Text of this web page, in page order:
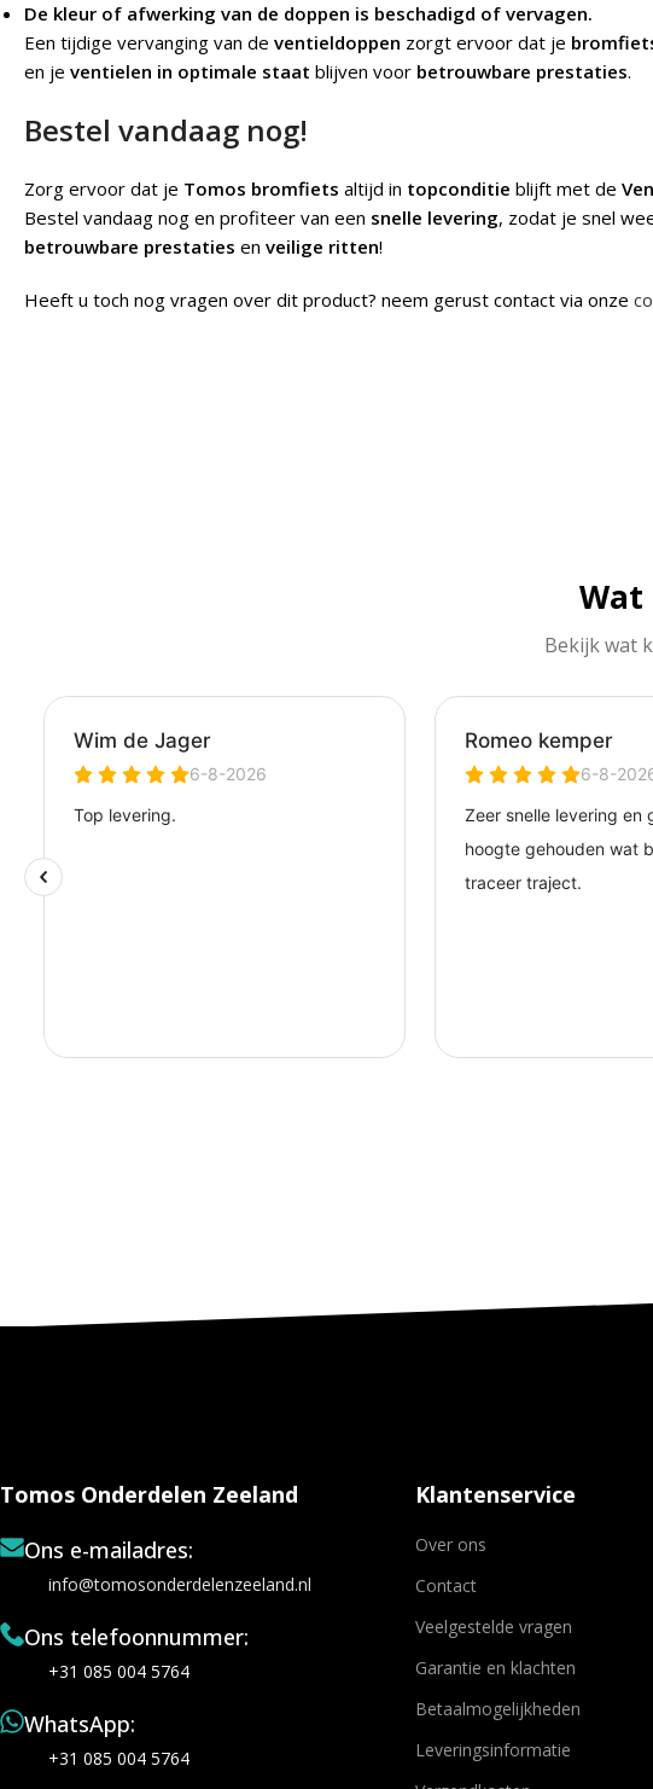
De kleur of afwerking van de doppen is beschadigd of vervagen.
Een tijdige vervanging van de ventieldoppen zorgt ervoor dat je
en je ventielen in optimale staat blijven voor betrouwbare prestaties.
Bestel vandaag nog!
Zorg ervoor dat je Tomos bromfiets altijd in topconditie blijft met de
Bestel vandaag nog en profiteer van een snelle levering, zodat je snel
betrouwbare prestaties en veilige ritten!
Heeft u toch nog vragen over dit product? neem gerust contact via onze
Wat
Bekijk wat
Tomos Onderdelen Zeeland
Ons e-mailadres:
info@tomosonderdelenzeeland.nl
Ons telefoonnummer:
+31 085 004 5764
WhatsApp:
+31 085 004 5764
Klantenservice
Over ons
Contact
Veelgestelde vragen
Garantie en klachten
Betaalmogelijkheden
Leveringsinformatie